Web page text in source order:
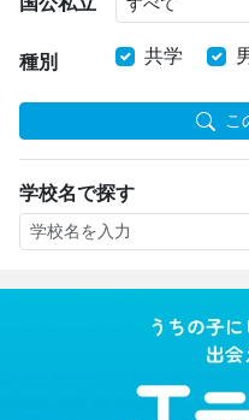
種別 共学
こ
学校名で探す